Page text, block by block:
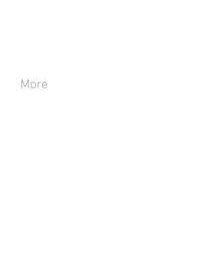
More